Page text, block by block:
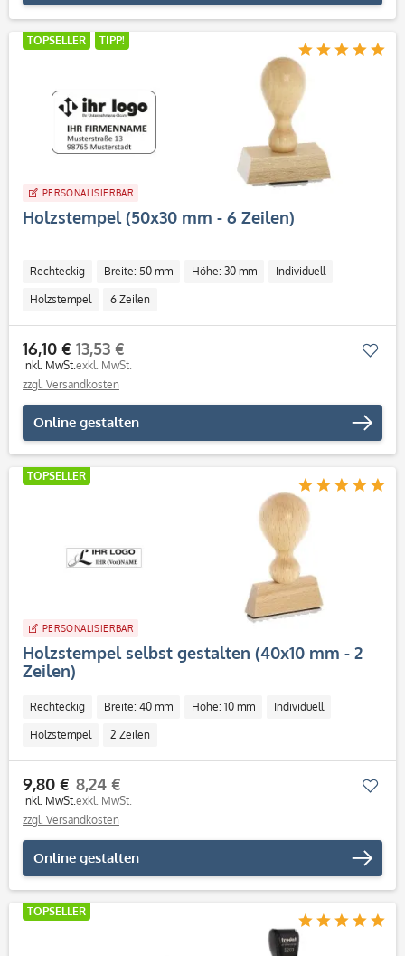
TOPSELLER TIPP!
PERSONALISIERBAR
Holzstempel (50x30 mm - 6 Zeilen)
Rechteckig Breite: 50 mm Höhe: 30 mm Individuell
Holzstempel 6 Zeilen
16,10 €
inkl. MwSt.
13,53 €
exkl. MwSt.
zzgl. Versandkosten
Online gestalten
TOPSELLER
PERSONALISIERBAR
Holzstempel selbst gestalten (40x10 mm - 2
Zeilen)
Rechteckig Breite: 40 mm Höhe: 10 mm Individuell
Holzstempel 2 Zeilen
9,80 €
inkl. MwSt.
8,24 €
exkl. MwSt.
zzgl. Versandkosten
Online gestalten
TOPSELLER